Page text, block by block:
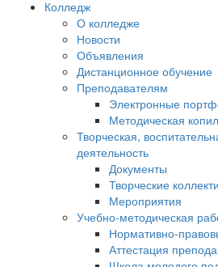
Колледж
О колледже
Новости
Объявления
Дистанционное обучение
Преподавателям
Электронные
Методическая
Творческая,
деятельность
Документы
Творческие
Мероприятия
Учебно-методическая
Нормативно-
Аттестация